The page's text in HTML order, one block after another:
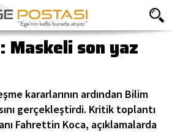
Maskeli son yaz
kararlarının ardından Bilim
gerçekleştirdi. Kritik toplantı
Fahrettin Koca, açıklamalarda